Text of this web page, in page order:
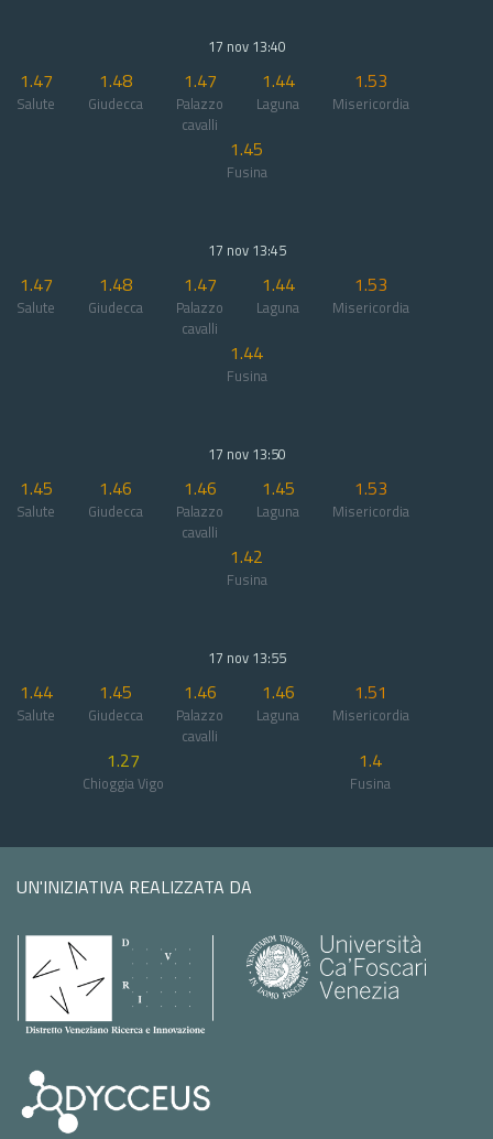
17 nov 13:40
1.47
Salute
1.48
Giudecca
1.47
Palazzo
cavalli
1.44
Laguna
1.53
Misericordia
1.45
Fusina
17 nov 13:45
1.47
Salute
1.48
Giudecca
1.47
Palazzo
cavalli
1.44
Laguna
1.53
Misericordia
1.44
Fusina
17 nov 13:50
1.45
Salute
1.46
Giudecca
1.46
Palazzo
cavalli
1.45
Laguna
1.53
Misericordia
1.42
Fusina
17 nov 13:55
1.44
Salute
1.45
Giudecca
1.46
Palazzo
cavalli
1.46
Laguna
1.51
Misericordia
1.27
Chioggia Vigo
1.4
Fusina
UN'INIZIATIVA REALIZZATA DA